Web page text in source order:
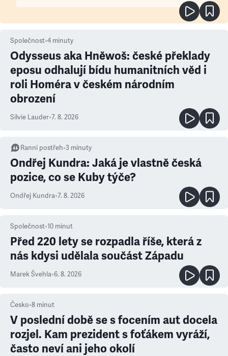
Společnost•4 minuty
Odysseus aka Hněwoš: české překlady
eposu odhalují bídu humanitních věd i
roli Homéra v českém národním
obrození
Silvie Lauder•7. 8. 2026
Ranní postřeh•3 minuty
Ondřej Kundra: Jaká je vlastně česká
pozice, co se Kuby týče?
Ondřej Kundra•7. 8. 2026
Společnost•10 minut
Před 220 lety se rozpadla říše, která z
nás kdysi udělala součást Západu
Marek Švehla•6. 8. 2026
Česko•8 minut
V poslední době se s focením aut docela
rozjel. Kam prezident s foťákem vyráží,
často neví ani jeho okolí